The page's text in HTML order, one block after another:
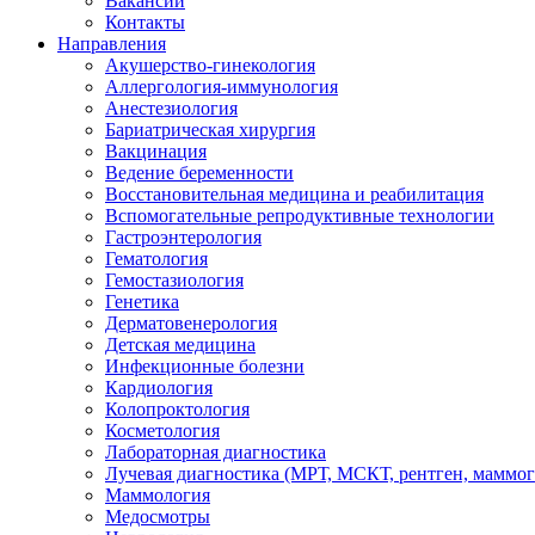
Контакты
Направления
Акушерство-гинекология
Аллергология-иммунология
Анестезиология
Бариатрическая хирургия
Вакцинация
Ведение беременности
Восстановительная медицина и реабилитация
Вспомогательные репродуктивные технологии
Гастроэнтерология
Гематология
Гемостазиология
Генетика
Дерматовенерология
Детская медицина
Инфекционные болезни
Кардиология
Колопроктология
Косметология
Лабораторная диагностика
Лучевая диагностика (МРТ, МСКТ, рентген,
Маммология
Медосмотры